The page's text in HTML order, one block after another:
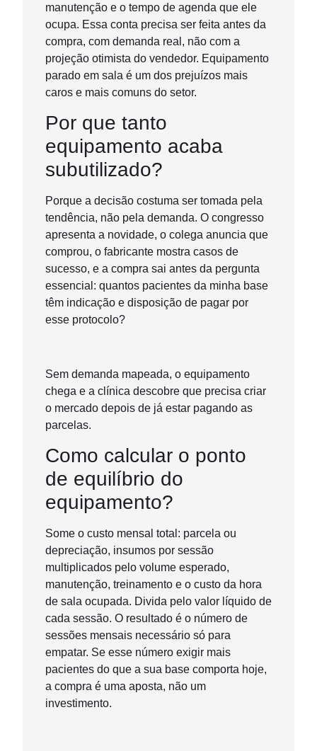
manutenção e o tempo de agenda que ele
ocupa. Essa conta precisa ser feita antes da
compra, com demanda real, não com a
projeção otimista do vendedor. Equipamento
parado em sala é um dos prejuízos mais
caros e mais comuns do setor.
Por que tanto
equipamento acaba
subutilizado?
Porque a decisão costuma ser tomada pela
tendência, não pela demanda. O congresso
apresenta a novidade, o colega anuncia que
comprou, o fabricante mostra casos de
sucesso, e a compra sai antes da pergunta
essencial: quantos pacientes da minha base
têm indicação e disposição de pagar por
esse protocolo?
Sem demanda mapeada, o equipamento
chega e a clínica descobre que precisa criar
o mercado depois de já estar pagando as
parcelas.
Como calcular o ponto
de equilíbrio do
equipamento?
Some o custo mensal total: parcela ou
depreciação, insumos por sessão
multiplicados pelo volume esperado,
manutenção, treinamento e o custo da hora
de sala ocupada. Divida pelo valor líquido de
cada sessão. O resultado é o número de
sessões mensais necessário só para
empatar. Se esse número exigir mais
pacientes do que a sua base comporta hoje,
a compra é uma aposta, não um
investimento.